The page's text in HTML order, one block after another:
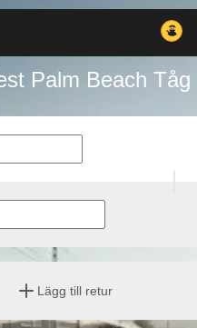
Palm Beach Tåg
Lägg till retur